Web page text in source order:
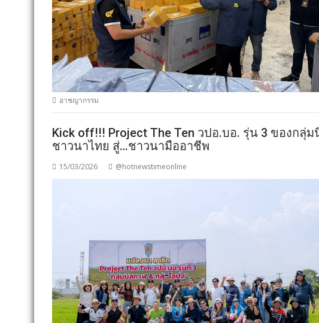
อาชญากรรม
Kick off!!! Project The Ten วปอ.บอ. รุ่น 3 ของกลุ่
ชาวนาไทย สู่…ชาวนามืออาชีพ
15/03/2026 @hotnewstimeonline